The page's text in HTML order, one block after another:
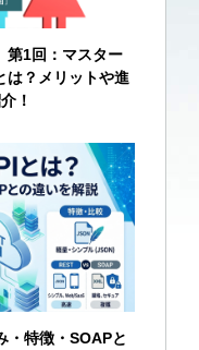
第1回：マスター
は？メリットや進
！
・特徴・SOAPと